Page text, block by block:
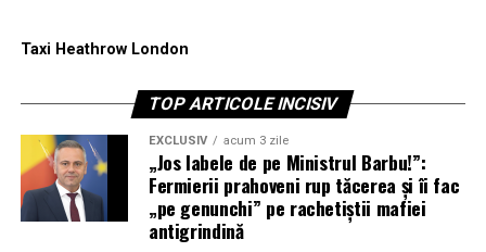
Taxi Heathrow London
TOP ARTICOLE INCISIV
EXCLUSIV acum 3 zile
„Jos labele de pe Ministrul Barbu!”:
Fermierii prahoveni rup tăcerea și îi fac
„pe genunchi” pe rachetiștii mafiei
antigrindină